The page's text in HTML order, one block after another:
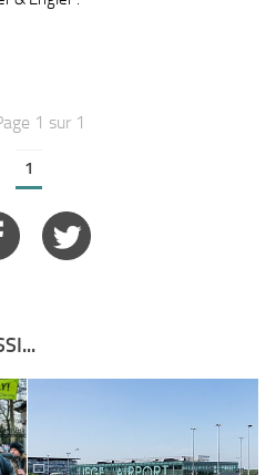
1 sur 1
1